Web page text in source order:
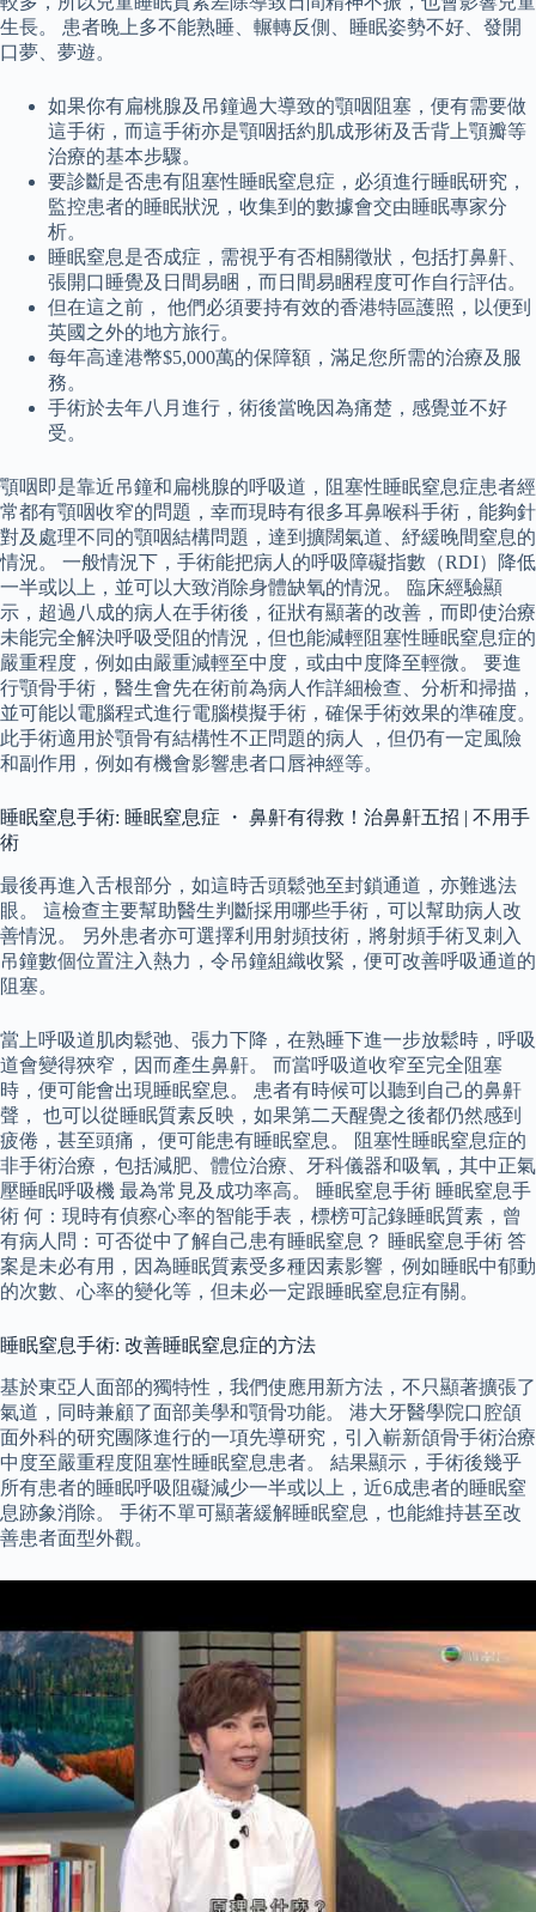
生長。 患者晚上多不能熟睡、輾轉反側、睡眠姿勢不好、發開
口夢、夢遊。
如果你有扁桃腺及吊鐘過大導致的顎咽阻塞，便有需要做
這手術，而這手術亦是顎咽括約肌成形術及舌背上顎瓣等
治療的基本步驟。
要診斷是否患有阻塞性睡眠窒息症，必須進行睡眠研究，
監控患者的睡眠狀況，收集到的數據會交由睡眠專家分
析。
睡眠窒息是否成症，需視乎有否相關徵狀，包括打鼻鼾、
張開口睡覺及日間易睏，而日間易睏程度可作自行評估。
但在這之前， 他們必須要持有效的香港特區護照，以便到
英國之外的地方旅行。
每年高達港幣$5,000萬的保障額，滿足您所需的治療及服
務。
手術於去年八月進行，術後當晚因為痛楚，感覺並不好
受。
顎咽即是靠近吊鐘和扁桃腺的呼吸道，阻塞性睡眠窒息症患者經
常都有顎咽收窄的問題，幸而現時有很多耳鼻喉科手術，能夠針
對及處理不同的顎咽結構問題，達到擴闊氣道、紓緩晚間窒息的
情況。 一般情況下，手術能把病人的呼吸障礙指數（RDI）降低
一半或以上，並可以大致消除身體缺氧的情況。 臨床經驗顯
示，超過八成的病人在手術後，征狀有顯著的改善，而即使治療
未能完全解決呼吸受阻的情況，但也能減輕阻塞性睡眠窒息症的
嚴重程度，例如由嚴重減輕至中度，或由中度降至輕微。 要進
行顎骨手術，醫生會先在術前為病人作詳細檢查、分析和掃描，
並可能以電腦程式進行電腦模擬手術，確保手術效果的準確度。
此手術適用於顎骨有結構性不正問題的病人 ，但仍有一定風險
和副作用，例如有機會影響患者口唇神經等。
睡眠窒息手術: 睡眠窒息症 ・ 鼻鼾有得救！治鼻鼾五招 | 不用手
術
最後再進入舌根部分，如這時舌頭鬆弛至封鎖通道，亦難逃法
眼。 這檢查主要幫助醫生判斷採用哪些手術，可以幫助病人改
善情況。 另外患者亦可選擇利用射頻技術，將射頻手術叉刺入
吊鐘數個位置注入熱力，令吊鐘組織收緊，便可改善呼吸通道的
阻塞。
當上呼吸道肌肉鬆弛、張力下降，在熟睡下進一步放鬆時，呼吸
道會變得狹窄，因而產生鼻鼾。 而當呼吸道收窄至完全阻塞
時，便可能會出現睡眠窒息。 患者有時候可以聽到自己的鼻鼾
聲， 也可以從睡眠質素反映，如果第二天醒覺之後都仍然感到
疲倦，甚至頭痛， 便可能患有睡眠窒息。 阻塞性睡眠窒息症的
非手術治療，包括減肥、體位治療、牙科儀器和吸氧，其中正氣
壓睡眠呼吸機 最為常見及成功率高。 睡眠窒息手術 睡眠窒息手
術 何：現時有偵察心率的智能手表，標榜可記錄睡眠質素，曾
有病人問：可否從中了解自己患有睡眠窒息？ 睡眠窒息手術 答
案是未必有用，因為睡眠質素受多種因素影響，例如睡眠中郁動
的次數、心率的變化等，但未必一定跟睡眠窒息症有關。
睡眠窒息手術: 改善睡眠窒息症的方法
基於東亞人面部的獨特性，我們使應用新方法，不只顯著擴張了
氣道，同時兼顧了面部美學和顎骨功能。 港大牙醫學院口腔頜
面外科的研究團隊進行的一項先導研究，引入嶄新頜骨手術治療
中度至嚴重程度阻塞性睡眠窒息患者。 結果顯示，手術後幾乎
所有患者的睡眠呼吸阻礙減少一半或以上，近6成患者的睡眠窒
息跡象消除。 手術不單可顯著緩解睡眠窒息，也能維持甚至改
善患者面型外觀。